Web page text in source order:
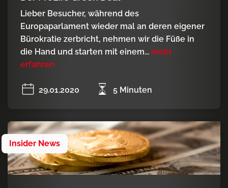
Lieber Besucher, während des
Europaparlament wieder mal an deren eigener
Bürokratie zerbricht, nehmen wir die Füße in
die Hand und starten mit einem... mehr
erfahren
29.01.2020 5 Minuten
Insider News